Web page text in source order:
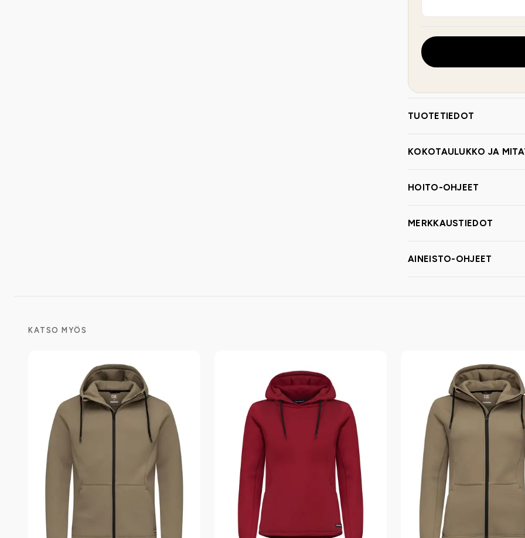
TUOTETIEDOT
KOKOTAULUKKO JA
HOITO-OHJEET
MERKKAUSTIEDOT
AINEISTO-OHJEET
KATSO MYÖS